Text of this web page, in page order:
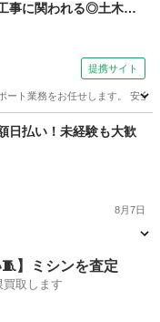
事に関われる◎土木建
提携サイト
ト業務をお任せします。 安
日払い！未経験も大歓
8月7日
築現場】ミシンを査定
取します